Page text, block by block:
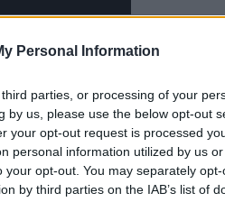
Personal Information
parties, or processing of your
by us, please use the below opt-out
your opt-out request is processed
personal information utilized by us
opt-out. You may separately
by third parties on the IAB’s list of
a generaţiei cunoscută
50 de ani. Sunt mai
cu cei de 49, 48
1966, prin care au fost